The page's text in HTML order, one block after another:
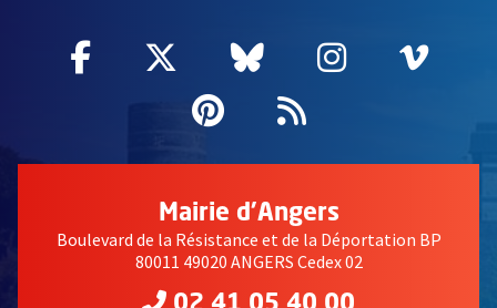
Facebook
, Ouvre une nouvelle fenêtre
Twitter
, Ouvre une nouvelle
Bluesky
, Ouvre une
Instagram
, Ouvre
,
Pinterest
, Ouvre une
Flux RSS
Mairie d'Angers
Boulevard de la Résistance et de la Déportation BP
80011 49020 ANGERS Cedex 02